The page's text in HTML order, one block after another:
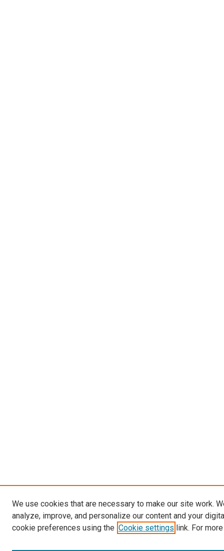
We use cookies that are necessary to make our site work.
analyze, improve, and personalize our content and your
cookie preferences using the Cookie settings link. For